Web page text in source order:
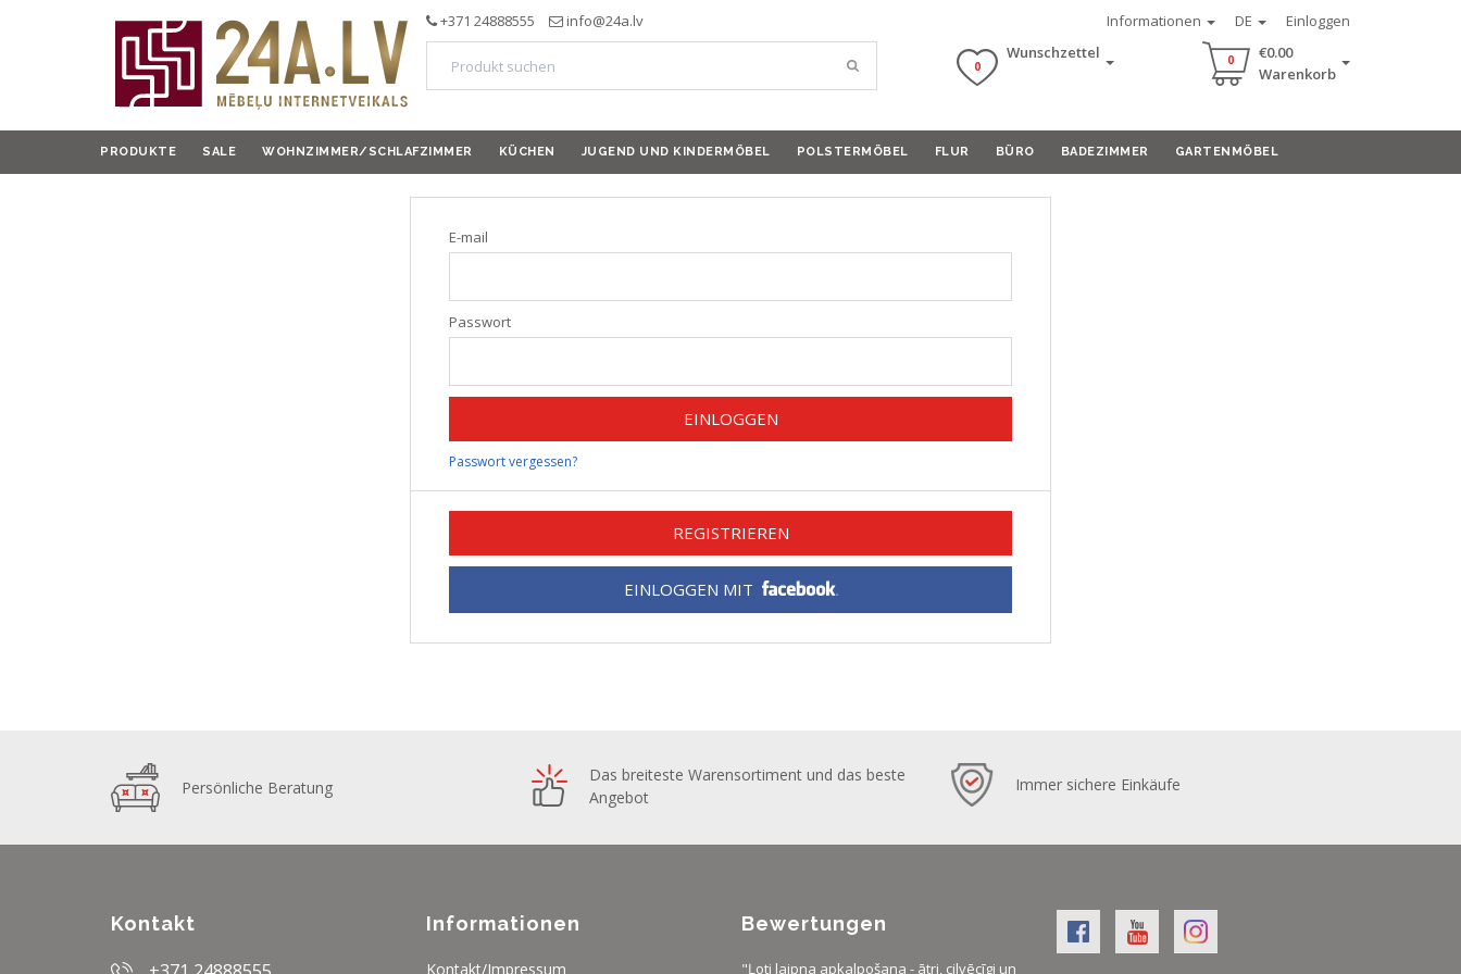
Informationen DE Einloggen
+371 24888555 info@24a.lv
0
Wunschzettel 0
€0.00
Warenkorb
PRODUKTE SALE WOHNZIMMER/SCHLAFZIMMER KÜCHEN JUGEND UND KINDERMÖBEL POLSTERMÖBEL FLUR BÜRO BADEZIMMER GARTENMÖBEL
E-mail
Passwort
EINLOGGEN
Passwort vergessen?
REGISTRIEREN
EINLOGGEN MIT
Persönliche Beratung
Das breiteste Warensortiment und das beste
Angebot
Immer sichere Einkäufe
Kontakt Informationen
Kontakt/Impressum
Bewertungen
"Ļoti laipna apkalpošana - ātri, cilvēcīgi un